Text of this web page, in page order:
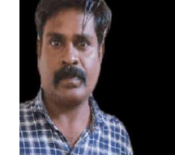
പൊട്ടിപ്പോകാനുമുള്ള
ചീകുന്നതിനും ചില
ഓഫറിൽ വ്യത്യസ്ത
വാങ്ങാവുന്നതിനായി
മുടി കഴുകണമെന്നില്ല. ഇത്
എണ്ണമയം നഷ്ടപ്പെടുത്തും.
ഇതനുസരിച്ച് എണ്ണ